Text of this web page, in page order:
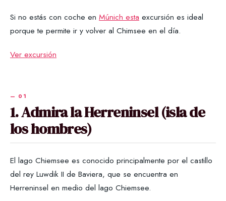
Si no estás con coche en Múnich esta excursión es ideal
porque te permite ir y volver al Chimsee en el día.
Ver excursión
1. Admira la Herreninsel (isla de
los hombres)
El lago Chiemsee es conocido principalmente por el castillo
del rey Luwdik II de Baviera, que se encuentra en
Herreninsel en medio del lago Chiemsee.